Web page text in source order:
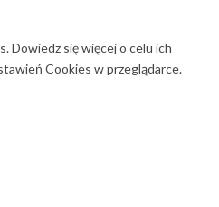
Dowiedz się więcej o celu ich
Cookies w przeglądarce.